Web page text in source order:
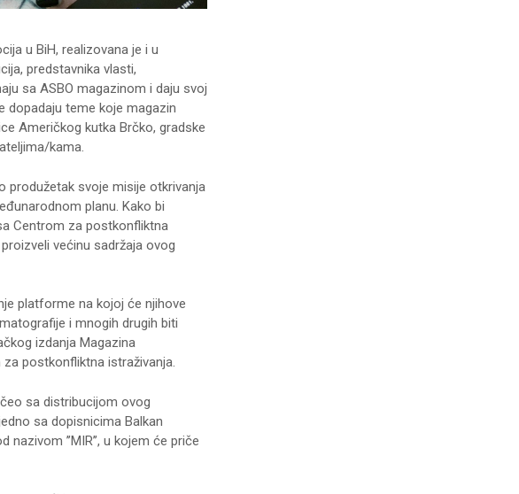
u BiH, realizovana je i u
predstavnika vlasti,
sa ASBO magazinom i daju svoj
dopadaju teme koje magazin
Američkog kutka Brčko, gradske
kama.
produžetak svoje misije otkrivanja
planu. Kako bi
Centrom za postkonfliktna
većinu sadržaja ovog
platforme na kojoj će njihove
i mnogih drugih biti
izdanja Magazina
postkonfliktna istraživanja.
sa distribucijom ovog
sa dopisnicima Balkan
’’MIR’’, u kojem će priče